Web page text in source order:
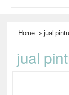
Home » jual
jual